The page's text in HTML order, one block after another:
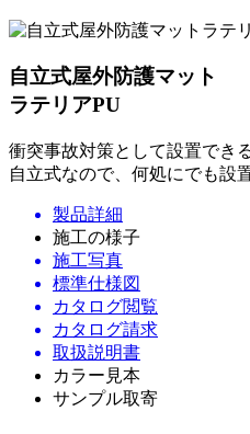
自立式屋外防護マット
ラテリアPU
衝突事故対策として設置でき
自立式なので、何処にでも設
製品詳細
施工の様子
施工写真
標準仕様図
カタログ閲覧
カタログ請求
取扱説明書
カラー見本
サンプル取寄